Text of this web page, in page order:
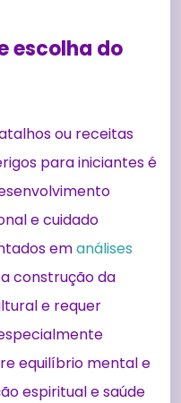
escolha do
ou receitas
para iniciantes é
e cuidado
emanálises
construção da
e requer
equilíbrio mental e
espiritual e saúde